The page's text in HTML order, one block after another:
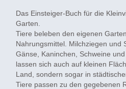
Das Einsteiger-Buch für die
Garten.
Tiere beleben den eigenen
Nahrungsmittel. Milchziegen und
Gänse, Kaninchen, Schweine
lassen sich auch auf kleinen
Land, sondern sogar in
Tiere passen zu den gegebenen